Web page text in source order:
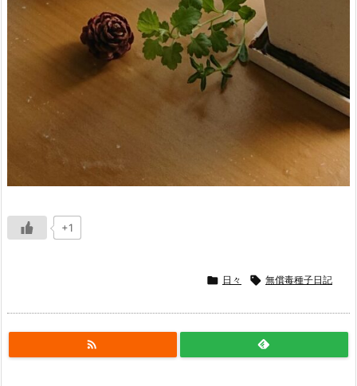
+1
 日々  無償毒種子日記
